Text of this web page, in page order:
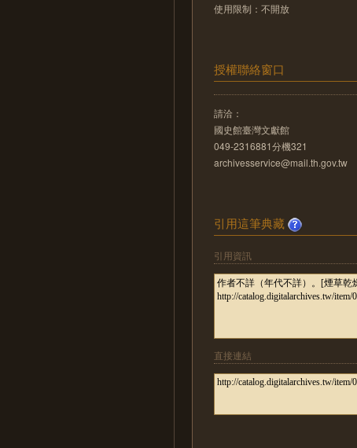
使用限制：不開放
授權聯絡窗口
請洽：
國史館臺灣文獻館
049-2316881分機321
archivesservice@mail.th.gov.tw
引用這筆典藏
引用資訊
直接連結